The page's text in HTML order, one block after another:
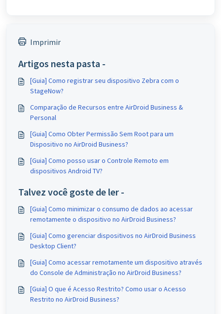
Imprimir
Artigos nesta pasta -
[Guia] Como registrar seu dispositivo Zebra com o
StageNow?
Comparação de Recursos entre AirDroid Business &
Personal
[Guia] Como Obter Permissão Sem Root para um
Dispositivo no AirDroid Business?
[Guia] Como posso usar o Controle Remoto em
dispositivos Android TV?
Talvez você goste de ler -
[Guia] Como minimizar o consumo de dados ao acessar
remotamente o dispositivo no AirDroid Business?
[Guia] Como gerenciar dispositivos no AirDroid Business
Desktop Client?
[Guia] Como acessar remotamente um dispositivo através
do Console de Administração no AirDroid Business?
[Guia] O que é Acesso Restrito? Como usar o Acesso
Restrito no AirDroid Business?